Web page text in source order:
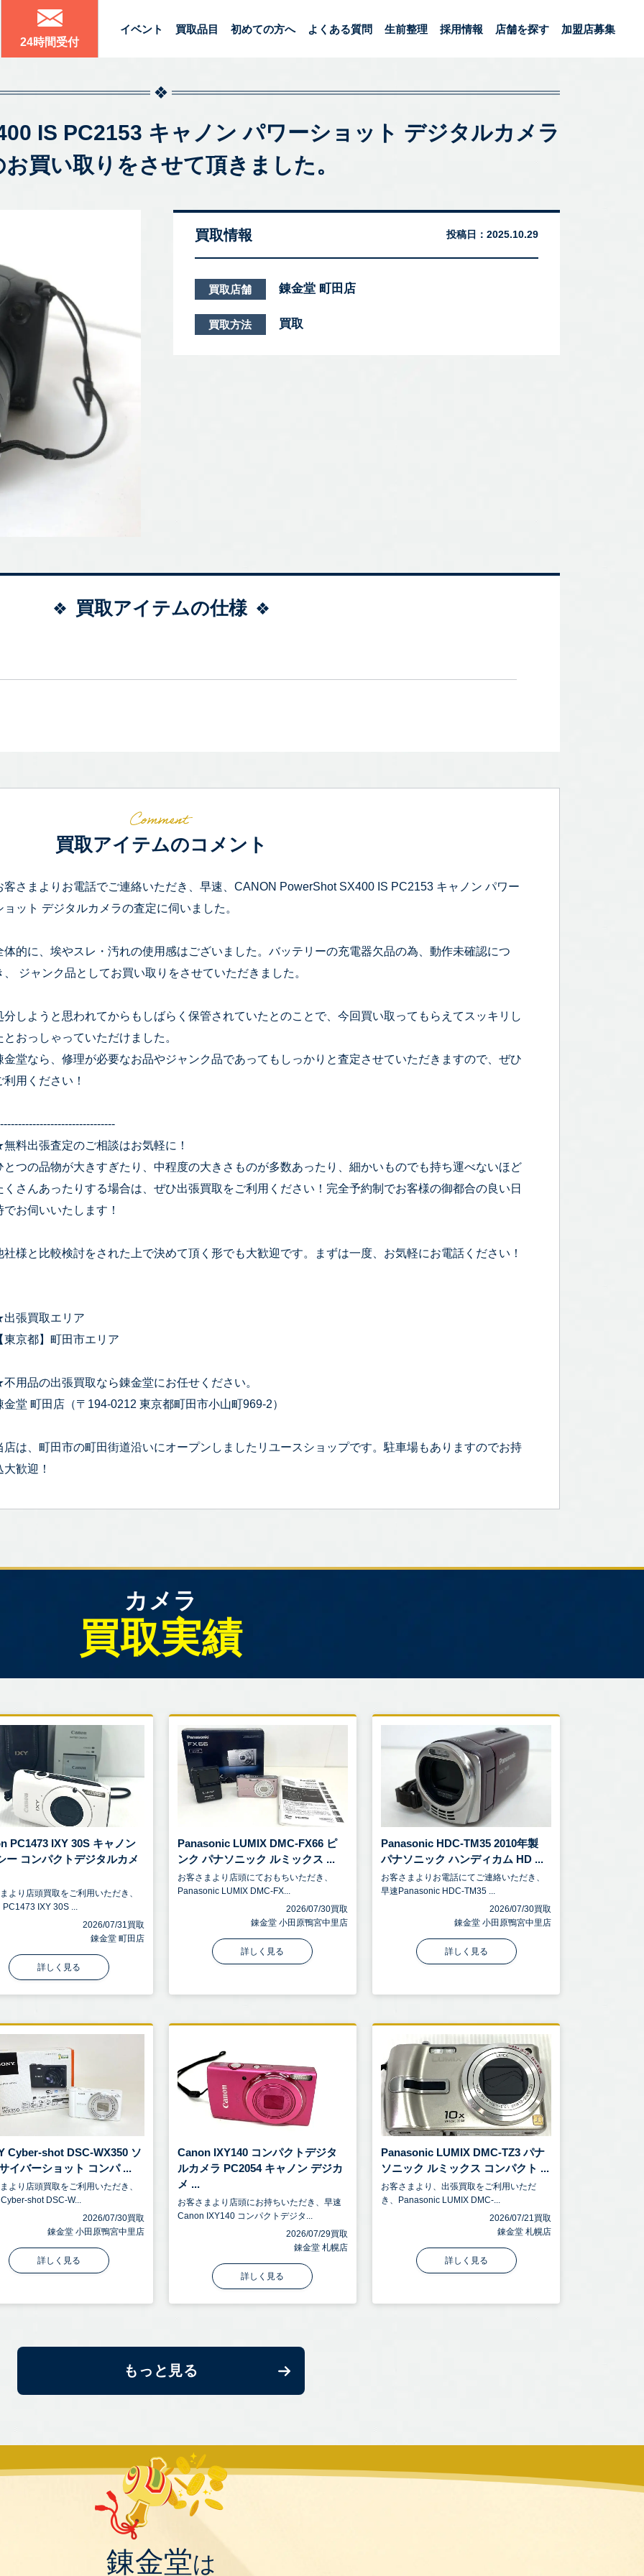
24時間受付
イベント 買取品目 初めての方へ よくある質問 生前整理 採用情報 店舗を探す 加盟店募集
IS PC2153 キャノン パワーショット デジタルカメラ
お買い取りをさせて頂きました。
買取情報 投稿日： 2025.10.29
買取店舗 錬金堂 町田店
買取方法 買取
買取アイテムの仕様
買取アイテムのコメント
客さまよりお電話でご連絡いただき、早速、CANON PowerShot SX400 IS PC2153 キャノン パワー
ョット デジタルカメラの査定に伺いました。
体的に、埃やスレ・汚れの使用感はございました。バッテリーの充電器欠品の為、動作未確認につ
、 ジャンク品としてお買い取りをさせていただきました。
分しようと思われてからもしばらく保管されていたとのことで、今回買い取ってもらえてスッキリし
とおっしゃっていただけました。
金堂なら、修理が必要なお品やジャンク品であってもしっかりと査定させていただきますので、ぜひ
利用ください！
料出張査定のご相談はお気軽に！
とつの品物が大きすぎたり、中程度の大きさものが多数あったり、細かいものでも持ち運べないほど
くさんあったりする場合は、ぜひ出張買取をご利用ください！完全予約制でお客様の御都合の良い日
でお伺いいたします！
社様と比較検討をされた上で決めて頂く形でも大歓迎です。まずは一度、お気軽にお電話ください！
張買取エリア
東京都】町田市エリア
用品の出張買取なら錬金堂にお任せください。
金堂 町田店（〒194-0212 東京都町田市小山町969-2）
店は、町田市の町田街道沿いにオープンしましたリユースショップです。駐車場もありますのでお持
大歓迎！
カメラ
買取実績
PC1473 IXY 30S キャノン
ー コンパクトデジタルカメ
より店頭買取をご利用いただき、
PC1473 IXY 30S ...
2026/07/31買取
錬金堂 町田店
詳しく見る
Panasonic LUMIX DMC-FX66 ピ
ンク パナソニック ルミックス ...
お客さまより店頭にておもちいただき、
Panasonic LUMIX DMC-FX...
2026/07/30買取
錬金堂 小田原鴨宮中里店
詳しく見る
Panasonic HDC-TM35 2010年製
パナソニック ハンディカム HD ...
お客さまよりお電話にてご連絡いただき、
早速Panasonic HDC-TM35 ...
2026/07/30買取
錬金堂 小田原鴨宮中里店
詳しく見る
Cyber-shot DSC-WX350 ソ
イバーショット コンパ ...
より店頭買取をご利用いただき、
shot DSC-W...
2026/07/30買取
錬金堂 小田原鴨宮中里店
詳しく見る
Canon IXY140 コンパクトデジタ
ルカメラ PC2054 キャノン デジカ
メ ...
お客さまより店頭にお持ちいただき、早速
Canon IXY140 コンパクトデジタ...
2026/07/29買取
錬金堂 札幌店
詳しく見る
Panasonic LUMIX DMC-TZ3 パナ
ソニック ルミックス コンパクト ...
お客さまより、出張買取をご利用いただ
き、Panasonic LUMIX DMC-...
2026/07/21買取
錬金堂 札幌店
詳しく見る
もっと見る
錬金堂は